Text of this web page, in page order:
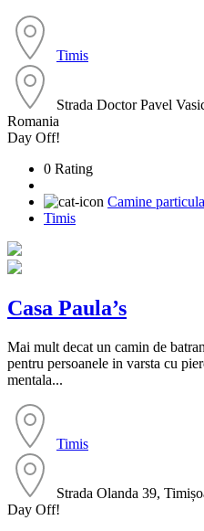
Timis
Strada Doctor Pavel
Romania
Day Off!
0 Rating
Camine
Timis
Casa Paula’s
Mai mult decat un camin de
pentru persoanele in varsta cu
mentala...
Timis
Strada Olanda 39,
Day Off!